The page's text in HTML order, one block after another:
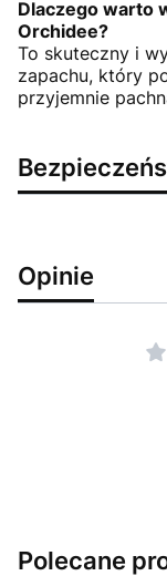
Dlaczego warto
Orchidee?
To skuteczny i
zapachu, który
przyjemnie
Opinie
Polecane